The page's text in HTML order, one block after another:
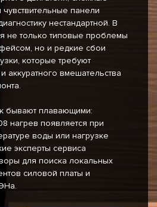
панели
нестандартной. В
не только типовые проблемы
но и редкие сбои
которые требуют
аккуратного вмешательства
бывают плавающими:
нагрев появляется при
воды или нагрузке
эксперты сервиса
для поиска локальных
силовой платы и